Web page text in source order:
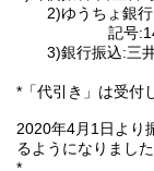
2)ゆうちょ銀行
記号:14190
3)銀行振込:三
(株)日
*「代引き」は受付
2020年4月1日より
るようになりました